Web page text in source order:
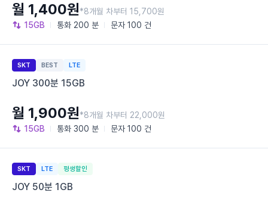
15GB 통화 200 분 문자 100 건
월 1,400원*8개월 차부터 15,700원
SKT BEST LTE
JOY 300분 15GB
15GB 통화 300 분 문자 100 건
월 1,900원*8개월 차부터 22,000원
SKT LTE 평생할인
JOY 50분 1GB